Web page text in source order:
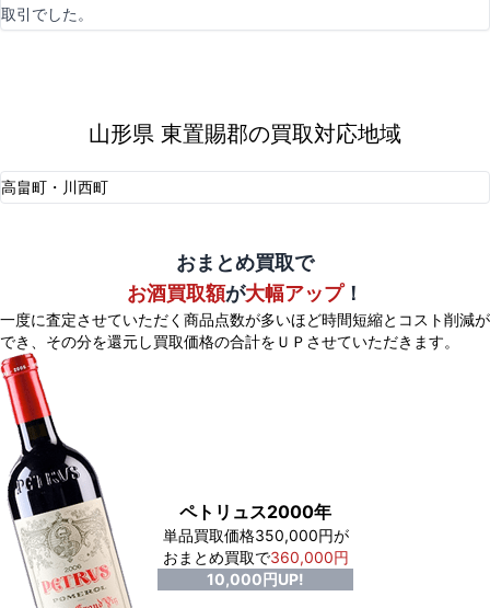
取引でした。
山形県 東置賜郡の買取対応地域
高畠町・川西町
おまとめ買取で
お酒買取額が大幅アップ！
一度に査定させていただく商品点数が多いほど時間短縮とコスト削減が
でき、 その分を還元し買取価格の合計をＵＰさせていただきます。
ペトリュス2000年
単品買取価格350,000円が
おまとめ買取で360,000円
10,000円UP!